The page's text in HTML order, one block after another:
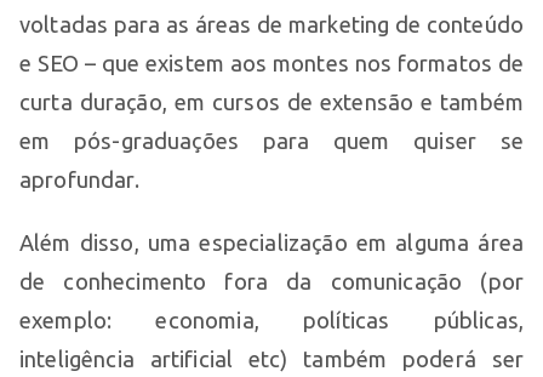
voltadas para as áreas de marketing de conteúdo
e SEO – que existem aos montes nos formatos de
curta duração, em cursos de extensão e também
em pós-graduações para quem quiser se
aprofundar.
Além disso, uma especialização em alguma área
de conhecimento fora da comunicação (por
exemplo: economia, políticas públicas,
inteligência artificial etc) também poderá ser